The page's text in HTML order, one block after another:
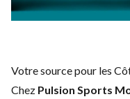
Votre source pour les
Chez Pulsion Sports